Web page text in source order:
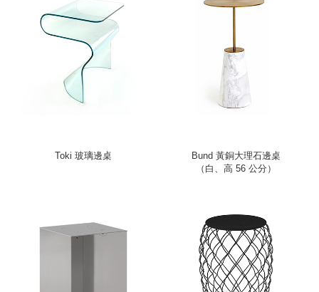
Toki 玻璃邊桌
Bund 黃銅大理石邊桌
（白、高 56 公分）